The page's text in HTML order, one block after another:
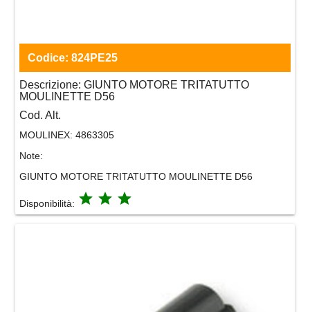
Codice: 824PE25
Descrizione: GIUNTO MOTORE TRITATUTTO
MOULINETTE D56
Cod. Alt.
MOULINEX: 4863305
Note:
GIUNTO MOTORE TRITATUTTO MOULINETTE D56
Disponibilità: grade grade grade